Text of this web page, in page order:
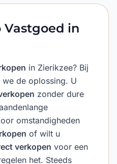
Vastgoed in
in Zierikzee? Bij
de oplossing. U
zonder dure
omstandigheden
of wilt u
verkopen voor een
het. Steeds